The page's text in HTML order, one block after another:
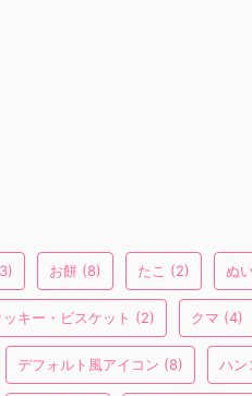
お餅 (8) たこ (2) ぬ
ッキー・ビスケット (2) クマ (4)
デフォルト風アイコン (8) ハン